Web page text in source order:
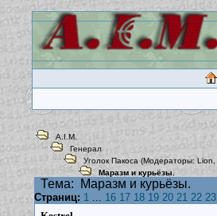
A.I.M.
Генерал
Уголок Пакоса (Модераторы:Lion
Маразм и курьёзы.
Тема: Маразм и курьёзы.
Страниц: 1... 16 17 18 19 20 21 22 23